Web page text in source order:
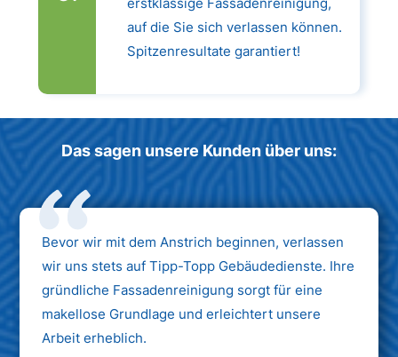
auf die Sie sich verlassen können.
Spitzenresultate garantiert!
Das sagen unsere Kunden über uns:
Bevor wir mit dem Anstrich beginnen, verlassen
wir uns stets auf Tipp-Topp Gebäudedienste. Ihre
gründliche Fassadenreinigung sorgt für eine
makellose Grundlage und erleichtert unsere
Arbeit erheblich.